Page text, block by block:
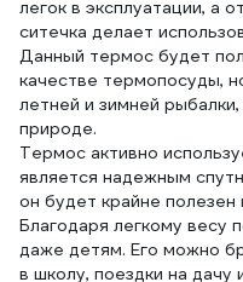
легок в эксплуатации, а
ситечка делает
Данный термос будет
качестве термопосуды,
летней и зимней
природе.
Термос активно
является надежным
он будет крайне
Благодаря легкому весу
даже детям. Его можно
в школу, поездки на дачу